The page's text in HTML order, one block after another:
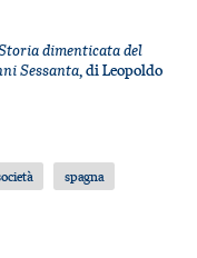
dimenticata del
Sessanta, di Leopoldo
spagna